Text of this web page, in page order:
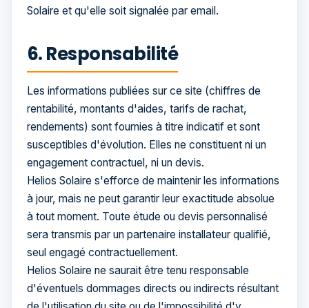
Solaire et qu'elle soit signalée par email.
6. Responsabilité
Les informations publiées sur ce site (chiffres de
rentabilité, montants d'aides, tarifs de rachat,
rendements) sont fournies à titre indicatif et sont
susceptibles d'évolution. Elles ne constituent ni un
engagement contractuel, ni un devis.
Helios Solaire s'efforce de maintenir les informations
à jour, mais ne peut garantir leur exactitude absolue
à tout moment. Toute étude ou devis personnalisé
sera transmis par un partenaire installateur qualifié,
seul engagé contractuellement.
Helios Solaire ne saurait être tenu responsable
d'éventuels dommages directs ou indirects résultant